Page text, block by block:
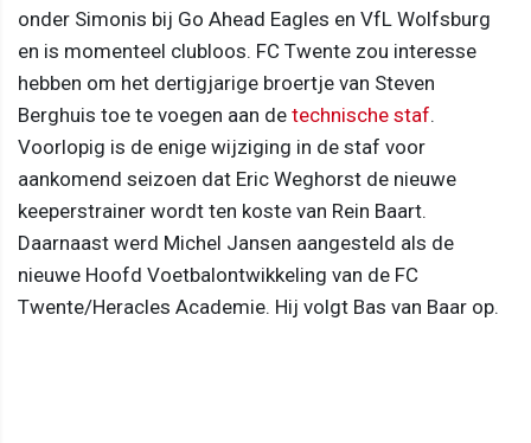
onder Simonis bij Go Ahead Eagles en VfL Wolfsburg
en is momenteel clubloos. FC Twente zou interesse
hebben om het dertigjarige broertje van Steven
Berghuis toe te voegen aan de technische staf.
Voorlopig is de enige wijziging in de staf voor
aankomend seizoen dat Eric Weghorst de nieuwe
keeperstrainer wordt ten koste van Rein Baart.
Daarnaast werd Michel Jansen aangesteld als de
nieuwe Hoofd Voetbalontwikkeling van de FC
Twente/Heracles Academie. Hij volgt Bas van Baar op.